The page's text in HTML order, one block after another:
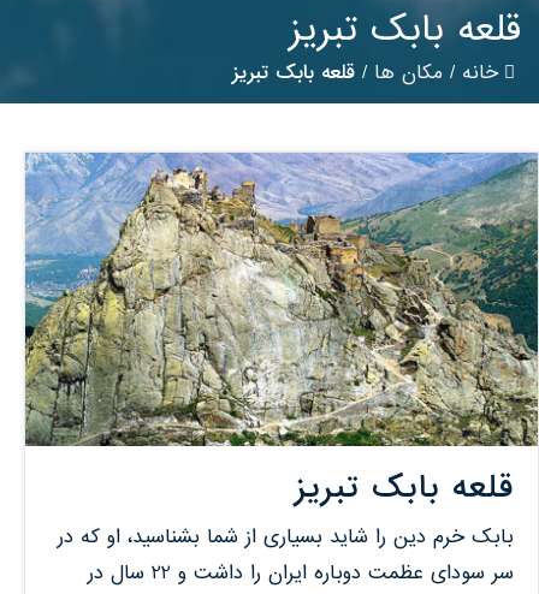
قلعه بابک تبریز
خانه/ مکان ها/ قلعه بابک تبریز
قلعه بابک تبریز
بابک خرم دین را شاید بسیاری از شما بشناسید، او که در
سر سودای عظمت دوباره ایران را داشت و 22 سال در